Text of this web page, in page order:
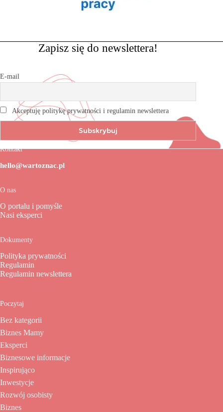
Zapisz się do newslettera!
E-mail
Akceptuję politykę prywatności i regulamin newslettera
Kontakt
hello@wartoznac.pl
O nas
O portalu i pomyśle
Nasi eksperci
Dokumenty
Polityka prywatności
Regulamin
Regulamin newslettera
Poczytaj
Bez kategorii
Biznes Mamy
Eksperci
Biznesowe informacje
Inspirująco
Inwestycje
Rozwój osobisty
Biznes